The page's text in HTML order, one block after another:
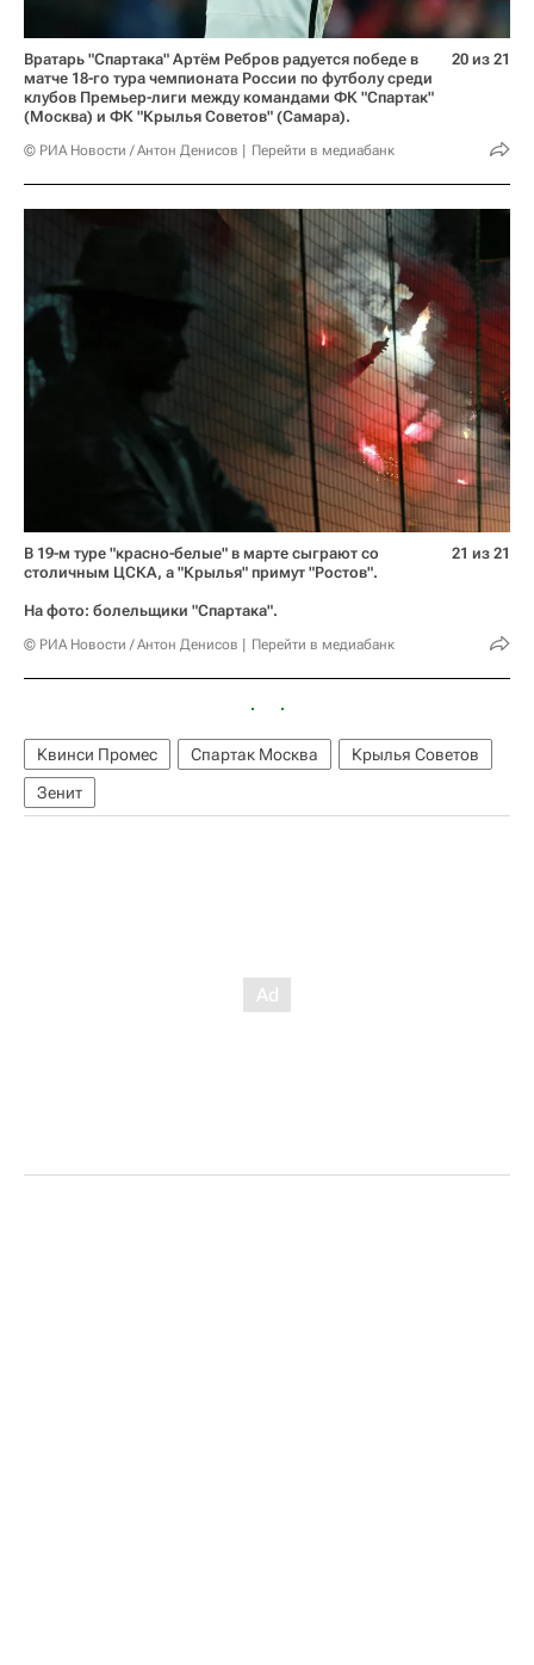
Вратарь "Спартака" Артём Ребров радуется победе в
матче 18-го тура чемпионата России по футболу среди
клубов Премьер-лиги между командами ФК "Спартак"
(Москва) и ФК "Крылья Советов" (Самара).
© РИА Новости / Антон Денисов Перейти в медиабанк
20 из 21
В 19-м туре "красно-белые" в марте сыграют со
столичным ЦСКА, а "Крылья" примут "Ростов".
На фото: болельщики "Спартака".
© РИА Новости / Антон Денисов Перейти в медиабанк
21 из 21
Квинси Промес Спартак Москва
Крылья Советов
Зенит